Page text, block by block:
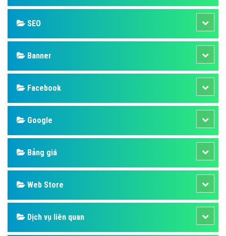
SEO
Banner
Facebook
Google
Bảng giá
Web Store
Dịch vụ liên quan